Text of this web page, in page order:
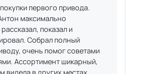
первого привода.
максимально
показал и
Собрал полный
очень помог советами
Ассортимент шикарный,